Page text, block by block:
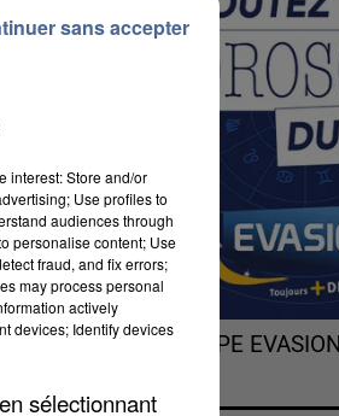
la
L'HOROSCOPE EVASION
interest: Store and/or
Use profiles to
audiences through
personalise content; Use
fraud, and fix errors;
may process personal
actively
devices; Identify devices
sélectionnant
sans accepter